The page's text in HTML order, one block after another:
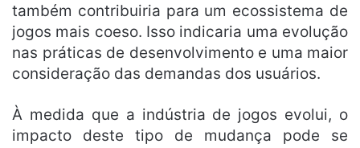
também contribuiria para um ecossistema de
jogos mais coeso. Isso indicaria uma evolução
nas práticas de desenvolvimento e uma maior
consideração das demandas dos usuários.
À medida que a indústria de jogos evolui, o
impacto deste tipo de mudança pode se